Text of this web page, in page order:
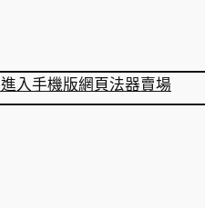
進入手機版網頁法器賣場